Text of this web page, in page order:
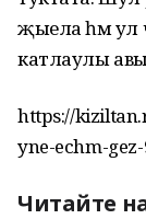
җыела һәм ул
катлаулы
https://
yne-echm-
Читайте